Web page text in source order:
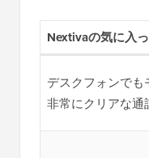
Nextivaの気に入
デスクフォンでも
非常にクリアな通